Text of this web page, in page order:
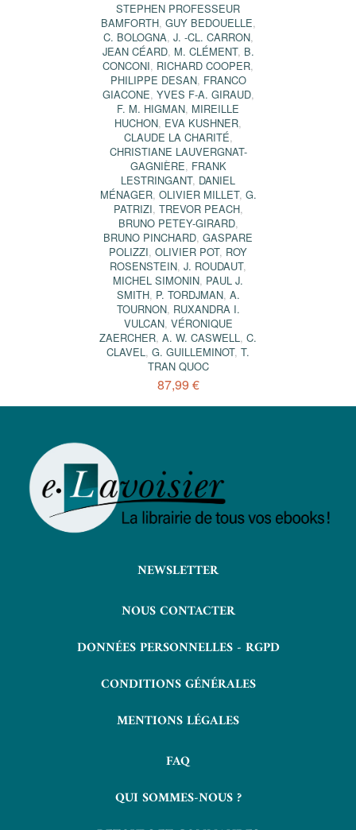
STEPHEN PROFESSEUR
BAMFORTH, GUY BEDOUELLE,
C. BOLOGNA, J. -CL. CARRON,
JEAN CÉARD, M. CLÉMENT, B.
CONCONI, RICHARD COOPER,
PHILIPPE DESAN, FRANCO
GIACONE, YVES F-A. GIRAUD,
F. M. HIGMAN, MIREILLE
HUCHON, EVA KUSHNER,
CLAUDE LA CHARITÉ,
CHRISTIANE LAUVERGNAT-
GAGNIÈRE, FRANK
LESTRINGANT, DANIEL
MÉNAGER, OLIVIER MILLET, G.
PATRIZI, TREVOR PEACH,
BRUNO PETEY-GIRARD,
BRUNO PINCHARD, GASPARE
POLIZZI, OLIVIER POT, ROY
ROSENSTEIN, J. ROUDAUT,
MICHEL SIMONIN, PAUL J.
SMITH, P. TORDJMAN, A.
TOURNON, RUXANDRA I.
VULCAN, VÉRONIQUE
ZAERCHER, A. W. CASWELL, C.
CLAVEL, G. GUILLEMINOT, T.
TRAN QUOC
87,99 €
NEWSLETTER
NOUS CONTACTER
DONNÉES PERSONNELLES - RGPD
CONDITIONS GÉNÉRALES
MENTIONS LÉGALES
FAQ
QUI SOMMES-NOUS ?